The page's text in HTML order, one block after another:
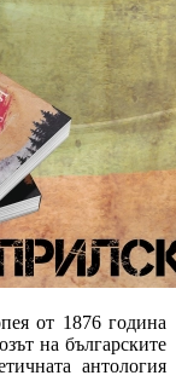
от 1876 година
на българските
антология